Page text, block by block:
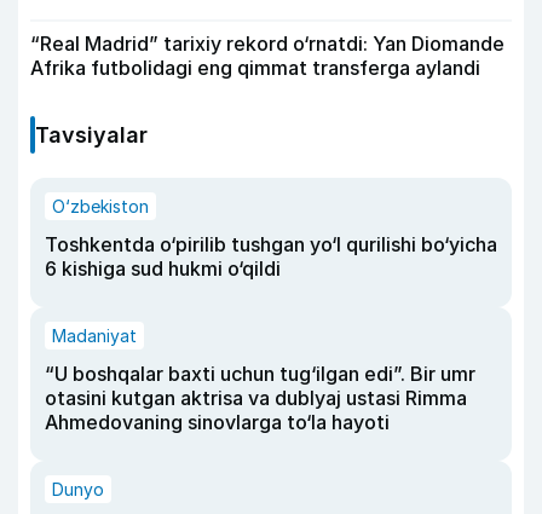
“Real Madrid” tarixiy rekord o‘rnatdi: Yan Diomande
Afrika futbolidagi eng qimmat transferga aylandi
Tavsiyalar
O‘zbekiston
Toshkentda o‘pirilib tushgan yo‘l qurilishi bo‘yicha
6 kishiga sud hukmi o‘qildi
Madaniyat
“U boshqalar baxti uchun tug‘ilgan edi”. Bir umr
otasini kutgan aktrisa va dublyaj ustasi Rimma
Ahmedovaning sinovlarga to‘la hayoti
Dunyo